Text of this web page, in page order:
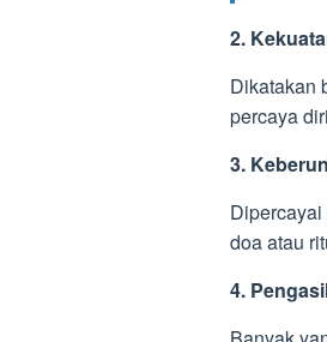
2.
Dikatakan
percaya
3.
doa atau
4.